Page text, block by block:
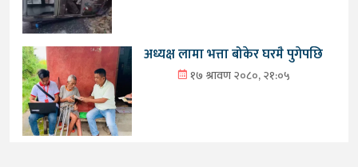
अध्यक्ष लामा भत्ता बोकेर घरमै पुगेपछि
१७ श्रावण २०८०, २१:०५